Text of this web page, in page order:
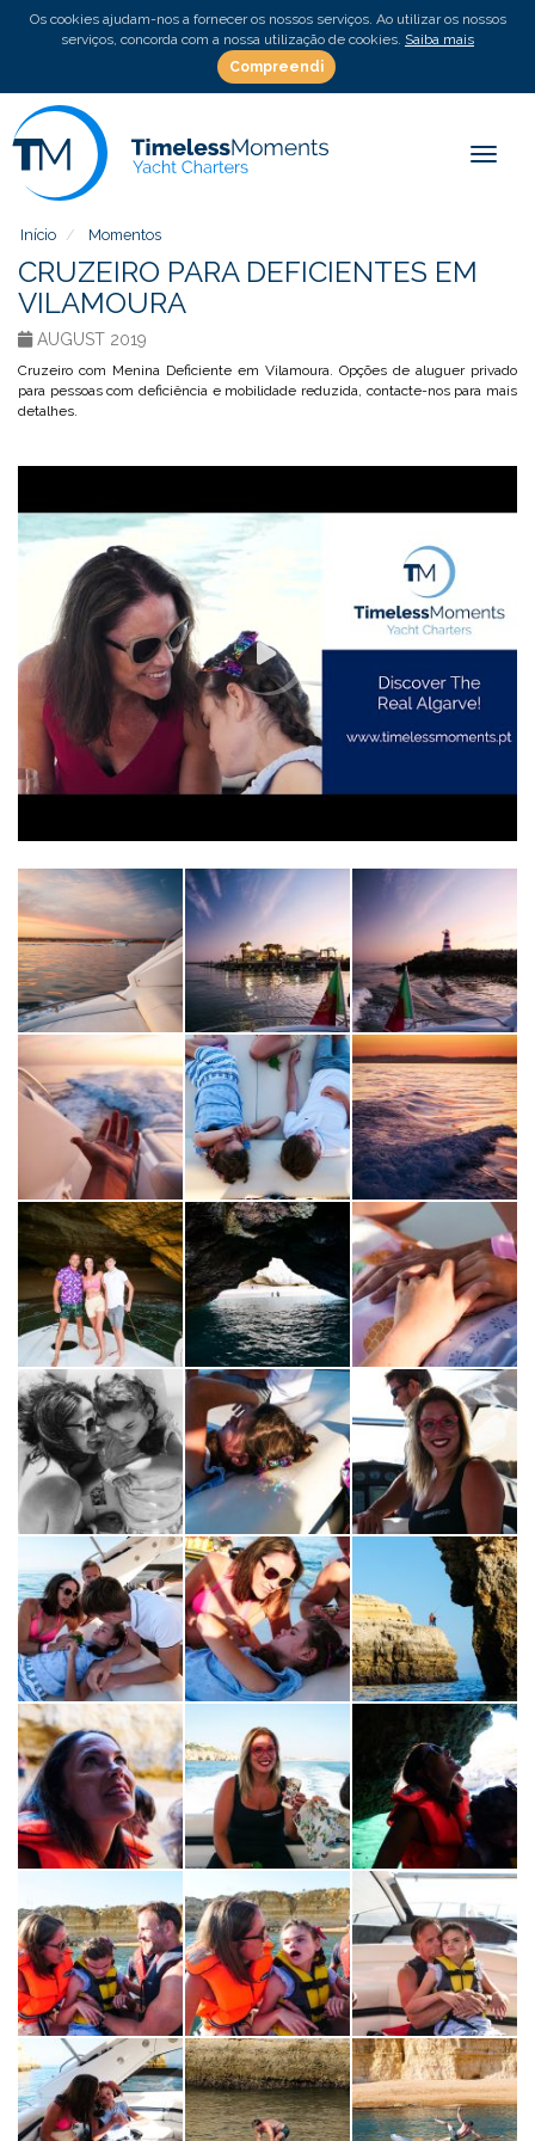
Os cookies ajudam-nos a fornecer os nossos serviços. Ao utilizar os nossos
serviços, concorda com a nossa utilização de cookies. Saiba mais
Compreendi
Início Momentos
CRUZEIRO PARA DEFICIENTES EM
VILAMOURA
AUGUST 2019
Cruzeiro com Menina Deficiente em Vilamoura. Opções de aluguer privado
para pessoas com deficiência e mobilidade reduzida, contacte-nos para mais
detalhes.